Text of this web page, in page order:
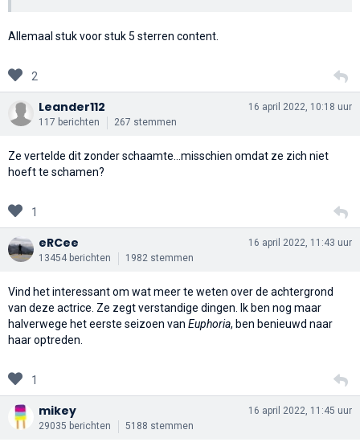
Allemaal stuk voor stuk 5 sterren content.
2
Leander112
117 berichten 267 stemmen
16 april 2022, 10:18 uur
Ze vertelde dit zonder schaamte...misschien omdat ze zich niet
hoeft te schamen?
1
eRCee
13454 berichten 1982 stemmen
16 april 2022, 11:43 uur
Vind het interessant om wat meer te weten over de achtergrond
van deze actrice. Ze zegt verstandige dingen. Ik ben nog maar
halverwege het eerste seizoen van Euphoria, ben benieuwd naar
haar optreden.
1
mikey
29035 berichten 5188 stemmen
16 april 2022, 11:45 uur